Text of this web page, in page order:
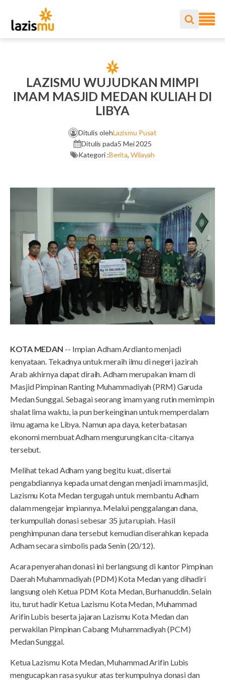
LAZISMU WUJUDKAN MIMPI
IMAM MASJID MEDAN KULIAH DI
LIBYA
Ditulis olehLazismu Pusat
Ditulis pada5 Mei 2025
Kategori :Berita, Wilayah
KOTA MEDAN -- Impian Adham Ardianto menjadi
kenyataan. Tekadnya untuk meraih ilmu di negeri jazirah
Arab akhirnya dapat diraih. Adham merupakan imam di
Masjid Pimpinan Ranting Muhammadiyah (PRM) Garuda
Medan Sunggal. Sebagai seorang imam yang rutin memimpin
shalat lima waktu, ia pun berkeinginan untuk memperdalam
ilmu agama ke Libya. Namun apa daya, keterbatasan
ekonomi membuat Adham mengurungkan cita-citanya
tersebut.
Melihat tekad Adham yang begitu kuat, disertai
pengabdiannya kepada umat dengan menjadi imam masjid,
Lazismu Kota Medan tergugah untuk membantu Adham
dalam mengejar impiannya. Melalui penggalangan dana,
terkumpullah donasi sebesar 35 juta rupiah. Hasil
penghimpunan dana tersebut kemudian diserahkan kepada
Adham secara simbolis pada Senin (20/12).
Acara penyerahan donasi ini berlangsung di kantor Pimpinan
Daerah Muhammadiyah (PDM) Kota Medan yang dihadiri
langsung oleh Ketua PDM Kota Medan, Burhanuddin. Selain
itu, turut hadir Ketua Lazismu Kota Medan, Muhammad
Arifin Lubis beserta jajaran Lazismu Kota Medan dan
perwakilan Pimpinan Cabang Muhammadiyah (PCM)
Medan Sunggal.
Ketua Lazismu Kota Medan, Muhammad Arifin Lubis
mengucapkan rasa syukur atas terkumpulnya donasi dan